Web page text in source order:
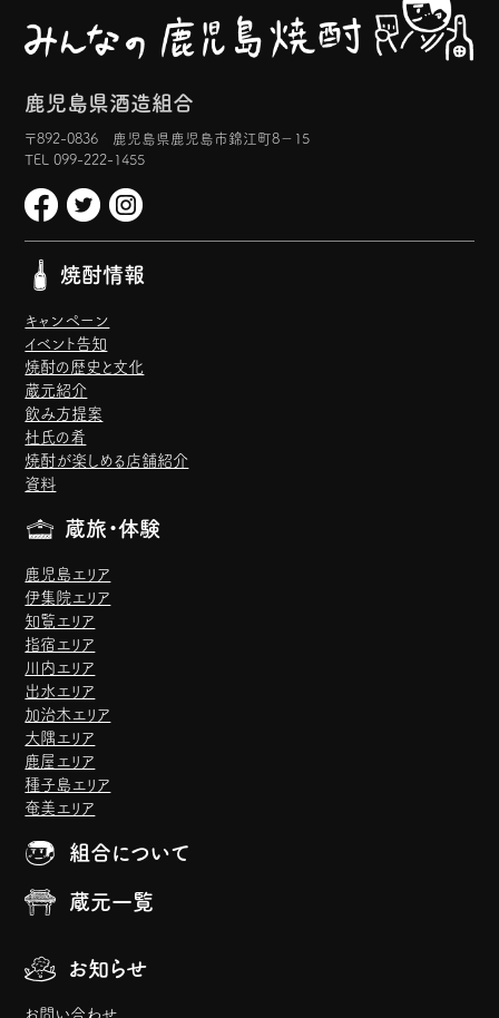
鹿児島県酒造組合
〒892-0836 鹿児島県鹿児島市錦江町8−15
TEL 099-222-1455
焼酎情報
キャンペーン
イベント告知
焼酎の歴史と文化
蔵元紹介
飲み方提案
杜氏の肴
焼酎が楽しめる店舗紹介
資料
蔵旅・体験
鹿児島エリア
伊集院エリア
知覧エリア
指宿エリア
川内エリア
出水エリア
加治木エリア
大隅エリア
鹿屋エリア
種子島エリア
奄美エリア
組合について
蔵元一覧
お知らせ
お問い合わせ